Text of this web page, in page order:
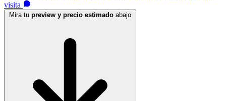
visita
Mira tu preview y precio estimado abajo